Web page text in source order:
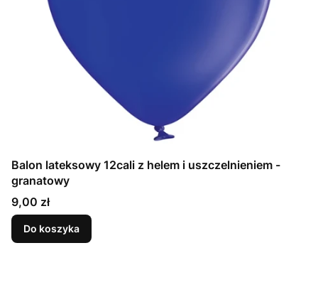
Balon lateksowy 12cali z helem i uszczelnieniem -
granatowy
Cena
9,00 zł
Do koszyka